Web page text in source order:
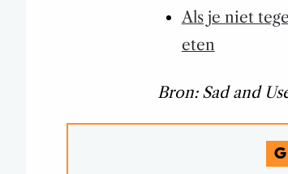
Als je niet
eten
Bron: Sad and